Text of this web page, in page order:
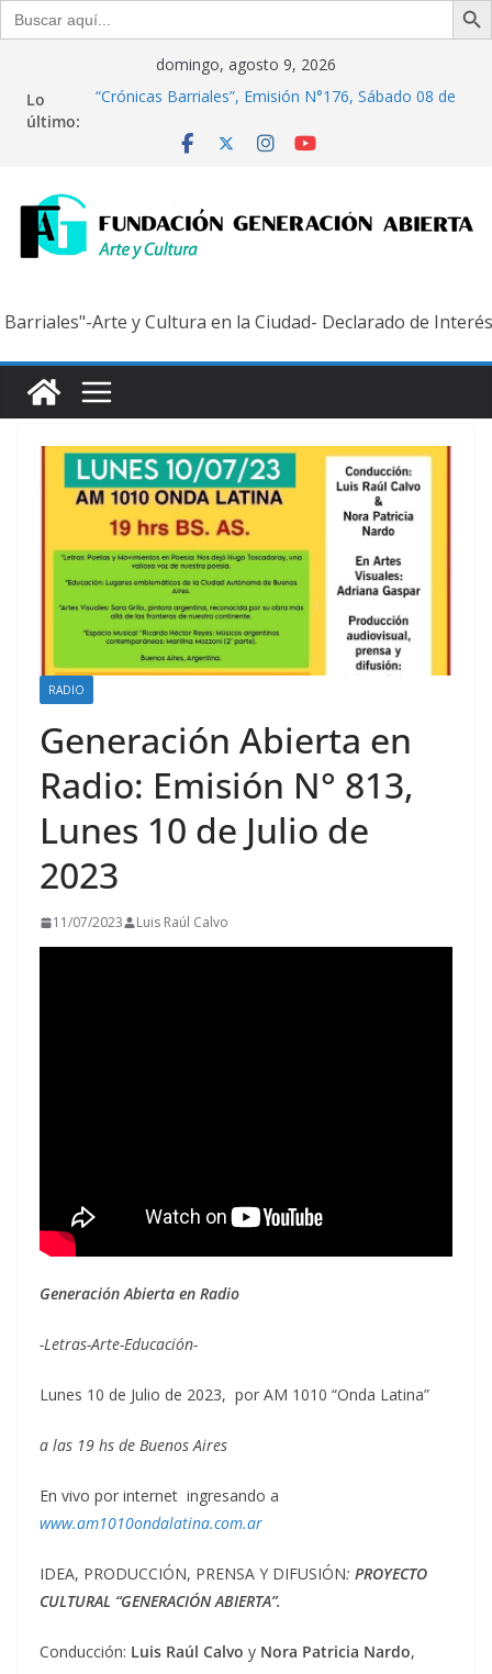
Buscar:
contenido
domingo, agosto 9, 2026
Lo
último:
“Crónicas Barriales”, Emisión N°176, Sábado 08 de
Del debate entre filosofía y tecnología, por
Lunes 03 de Agosto de 2026
“Crónicas Barriales”, Emisión N°175, Sábado 01 de
Agosto de 2026
Arte y Cultura en la Ciudad- Declarado de
RADIO
Generación Abierta en
Radio: Emisión N° 813,
Lunes 10 de Julio de
2023
11/07/2023 Luis Raúl Calvo
Generación Abierta en Radio
-Letras-Arte-Educación-
Lunes 10 de Julio de 2023, por AM 1010 “Onda Latina”
a las 19 hs de Buenos Aires
En vivo por internet ingresando a
www.am1010ondalatina.com.ar
IDEA, PRODUCCIÓN, PRENSA Y DIFUSIÓN: PROYECTO
CULTURAL “GENERACIÓN ABIERTA”.
Conducción: Luis Raúl Calvo y Nora Patricia Nardo,